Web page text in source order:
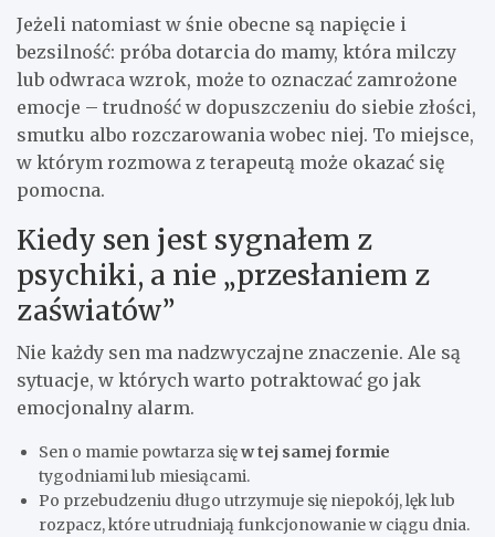
Jeżeli natomiast w śnie obecne są napięcie i
bezsilność: próba dotarcia do mamy, która milczy
lub odwraca wzrok, może to oznaczać zamrożone
emocje – trudność w dopuszczeniu do siebie złości,
smutku albo rozczarowania wobec niej. To miejsce,
w którym rozmowa z terapeutą może okazać się
pomocna.
Kiedy sen jest sygnałem z
psychiki, a nie „przesłaniem z
zaświatów”
Nie każdy sen ma nadzwyczajne znaczenie. Ale są
sytuacje, w których warto potraktować go jak
emocjonalny alarm.
Sen o mamie powtarza sięw tej samej formie
tygodniami lub miesiącami.
Po przebudzeniu długo utrzymuje się niepokój, lęk lub
rozpacz, które utrudniają funkcjonowanie w ciągu dnia.